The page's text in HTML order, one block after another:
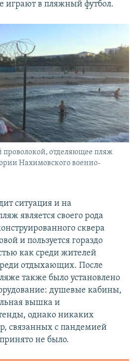
играют в пляжный футбол.
отделяющее пляж
Нахимовского военно-
ситуация и на
является своего рода
сквера
и пользуется гораздо
как среди жителей
отдыхающих. После
также было установлено
душевые кабины,
вышка и
однако никаких
связанных с пандемией
не было.